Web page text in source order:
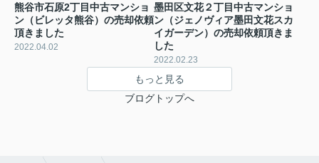
熊谷市石原2丁目中古マンショ
ン（ビレッタ熊谷）の売却依頼
頂きました
2022.04.02
墨田区文花２丁目中古マンショ
ン（ジェノヴィア墨田文花スカ
イガーデン）の売却依頼頂きま
した
2022.02.23
もっと見る
ブログトップへ